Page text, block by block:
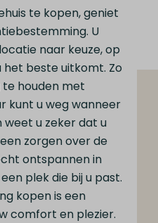
te kopen, geniet
U
naar keuze, op
beste uitkomt. Zo
houden met
kunt u weg wanneer
weet u zeker dat u
zorgen over de
ontspannen in
plek die bij u past.
kopen is een
comfort en plezier.